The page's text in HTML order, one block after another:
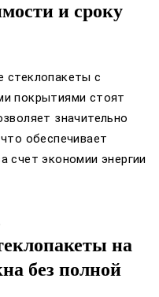
и сроку
стеклопакеты с
покрытиями стоят
значительно
обеспечивает
счет экономии энергии
на
без полной